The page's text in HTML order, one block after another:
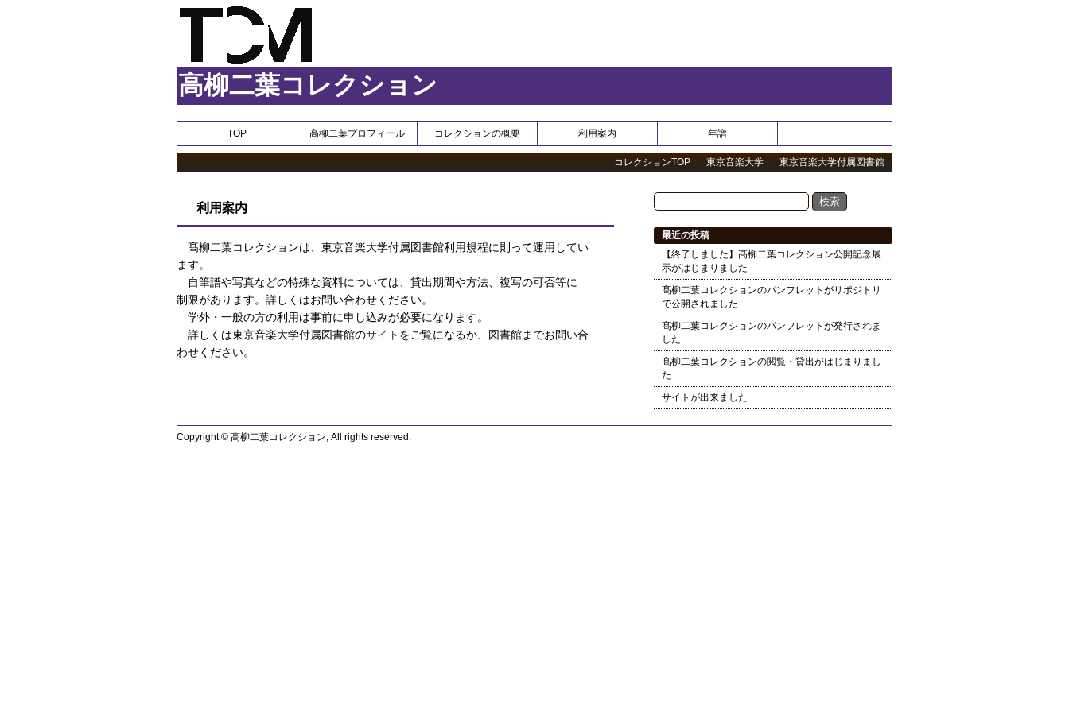
高柳二葉コレクション
TOP 高柳二葉プロフィール コレクションの概要 利用案内 年譜
コレクションTOP 東京音楽大学 東京音楽大学付属図書館
利用案内
髙柳二葉コレクションは、東京音楽大学付属図書館利用規程に則って運用してい
ます。
自筆譜や写真などの特殊な資料については、貸出期間や方法、複写の可否等に
制限があります。詳しくはお問い合わせください。
学外・一般の方の利用は事前に申し込みが必要になります。
詳しくは東京音楽大学付属図書館のサイト をご覧になるか、図書館までお問い合
わせください。
最近の投稿
【終了しました】髙柳二葉コレクション公開記念展
示がはじまりました
髙柳二葉コレクションのパンフレットがリポジトリ
で公開されました
髙柳二葉コレクションのパンフレットが発行されま
した
髙柳二葉コレクションの閲覧・貸出がはじまりまし
た
サイトが出来ました
Copyright © 高柳二葉コレクション, All rights reserved.